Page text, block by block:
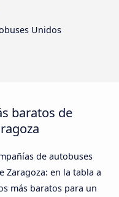
Unidos
baratos de
de autobuses
Zaragoza: en la tabla a
más baratos para un